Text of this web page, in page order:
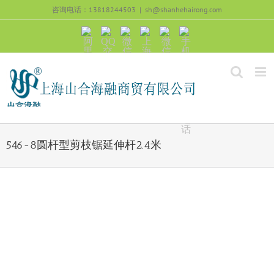
咨询电话：13818244503 | sh@shanhehairong.com
阿
里
通
QQ
交
微
信
shanhehairong
上
海
融
微
微
信
手
机
接
拨
话
546-8圆杆型剪枝锯延伸杆2.4米